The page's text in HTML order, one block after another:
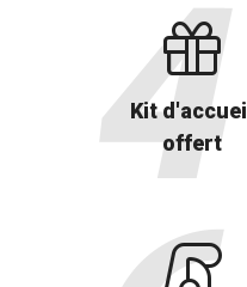
Kit d'accueil
offert